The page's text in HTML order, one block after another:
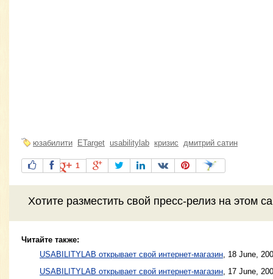
юзабилити ETarget usabilitylab кризис дмитрий сатин
1
Хотите разместить свой пресс-релиз на этом
Читайте также:
USABILITYLAB открывает свой интернет-магазин, 18 June,
USABILITYLAB открывает свой интернет-магазин 17 June,